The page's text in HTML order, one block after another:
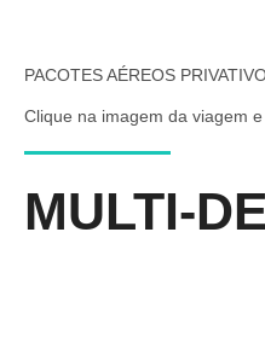
PACOTES AÉREOS
Clique na imagem da viagem
MULTI-